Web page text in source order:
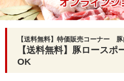
【送料無料】特価販売コーナー
【送料無料】豚ロース
OK